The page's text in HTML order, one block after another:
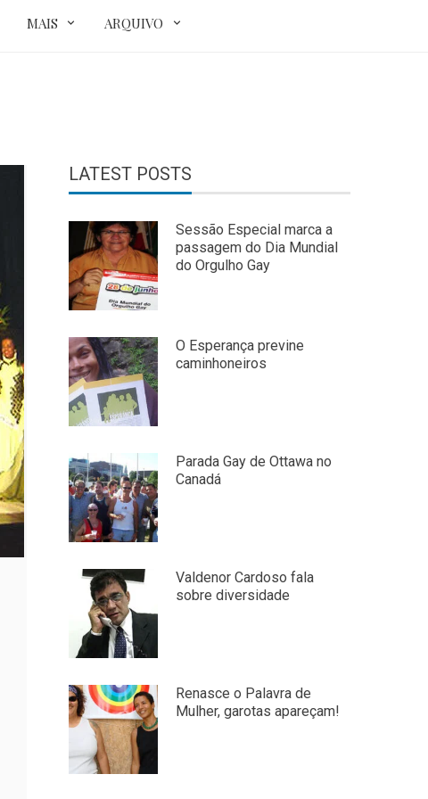
MAIS ARQUIVO
LATEST POSTS
Sessão Especial marca a
passagem do Dia Mundial
do Orgulho Gay
O Esperança previne
caminhoneiros
Parada Gay de Ottawa no
Canadá
Valdenor Cardoso fala
sobre diversidade
Renasce o Palavra de
Mulher, garotas apareçam!